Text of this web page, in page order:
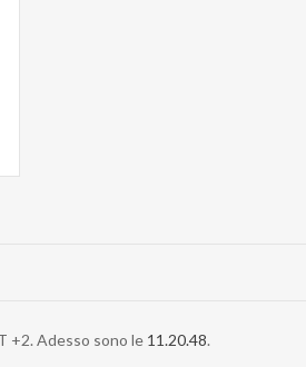
+2. Adesso sono le 11.20.48.